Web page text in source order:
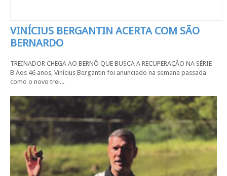
VINÍCIUS BERGANTIN ACERTA COM SÃO
BERNARDO
TREINADOR CHEGA AO BERNÔ QUE BUSCA A RECUPERAÇÃO NA SÉRIE
B Aos 46 anos, Vinícius Bergantin foi anunciado na semana passada
como o novo trei...